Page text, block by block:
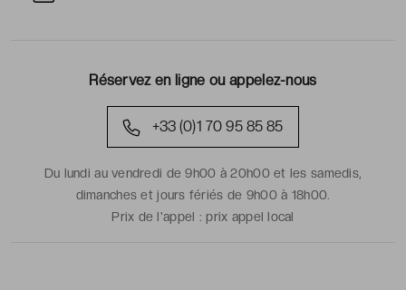
Réservez en ligne ou appelez-nous
+33 (0)1 70 95 85 85
Du lundi au vendredi de 9h00 à 20h00 et les samedis,
dimanches et jours fériés de 9h00 à 18h00.
Prix de l'appel :prix appel local